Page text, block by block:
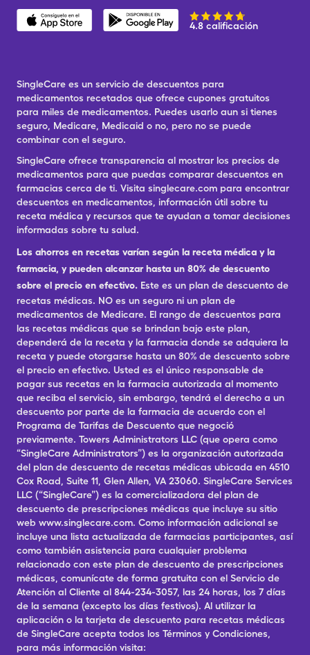
4.8 calificación
SingleCare es un servicio de descuentos para
medicamentos recetados que ofrece cupones gratuitos
para miles de medicamentos. Puedes usarlo aun si tienes
seguro, Medicare, Medicaid o no, pero no se puede
combinar con el seguro.
SingleCare ofrece transparencia al mostrar los precios de
medicamentos para que puedas comparar descuentos en
farmacias cerca de ti. Visita singlecare.com para encontrar
descuentos en medicamentos, información útil sobre tu
receta médica y recursos que te ayudan a tomar decisiones
informadas sobre tu salud.
Los ahorros en recetas varían según la receta médica y la
farmacia, y pueden alcanzar hasta un 80% de descuento
sobre el precio en efectivo. Este es un plan de descuento de
recetas médicas. NO es un seguro ni un plan de
medicamentos de Medicare. El rango de descuentos para
las recetas médicas que se brindan bajo este plan,
dependerá de la receta y la farmacia donde se adquiera la
receta y puede otorgarse hasta un 80% de descuento sobre
el precio en efectivo. Usted es el único responsable de
pagar sus recetas en la farmacia autorizada al momento
que reciba el servicio, sin embargo, tendrá el derecho a un
descuento por parte de la farmacia de acuerdo con el
Programa de Tarifas de Descuento que negoció
previamente. Towers Administrators LLC (que opera como
“SingleCare Administrators”) es la organización autorizada
del plan de descuento de recetas médicas ubicada en 4510
Cox Road, Suite 11, Glen Allen, VA 23060. SingleCare Services
LLC (“SingleCare”) es la comercializadora del plan de
descuento de prescripciones médicas que incluye su sitio
web www.singlecare.com. Como información adicional se
incluye una lista actualizada de farmacias participantes, así
como también asistencia para cualquier problema
relacionado con este plan de descuento de prescripciones
médicas, comunícate de forma gratuita con el Servicio de
Atención al Cliente al 844-234-3057, las 24 horas, los 7 días
de la semana (excepto los días festivos). Al utilizar la
aplicación o la tarjeta de descuento para recetas médicas
de SingleCare acepta todos los Términos y Condiciones,
para más información visita: